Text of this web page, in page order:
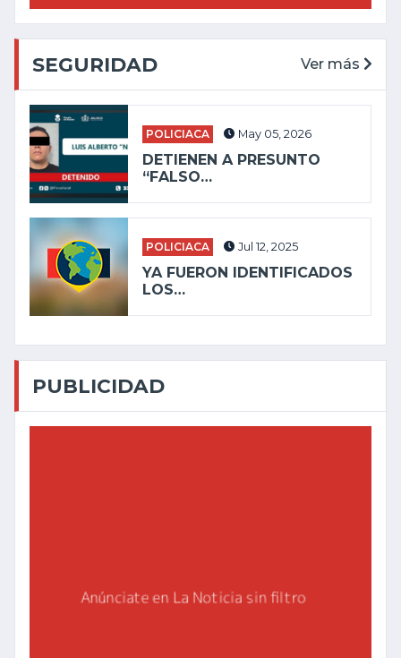
SEGURIDAD Ver más
POLICIACA May 05, 2026
DETIENEN A PRESUNTO
“FALSO…
POLICIACA Jul 12, 2025
YA FUERON IDENTIFICADOS
LOS…
PUBLICIDAD